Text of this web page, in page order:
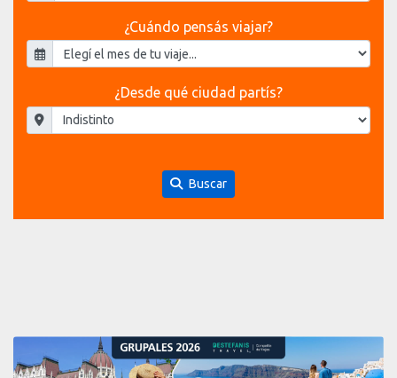
¿Cuándo pensás viajar?
¿Desde qué ciudad partís?
Buscar